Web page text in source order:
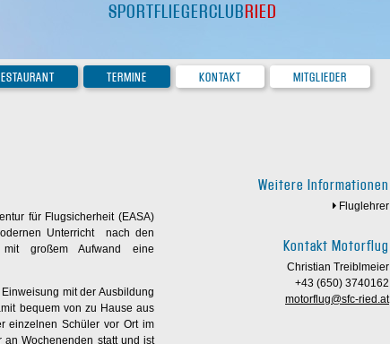
SPORTFLIEGERCLUBRIED
TERMINE KONTAKT
MITGLIEDER
für Flugsicherheit (EASA)
Unterricht nach den
großem Aufwand eine
mit der Ausbildung
bequem von zu Hause aus
einzelnen Schüler vor Ort im
an Wochenenden statt und ist
Weitere Informationen
Fluglehrer
Kontakt Motorflug
Christian Treiblmeier
+43 (650) 3740162
motorflug@sfc-ried.at